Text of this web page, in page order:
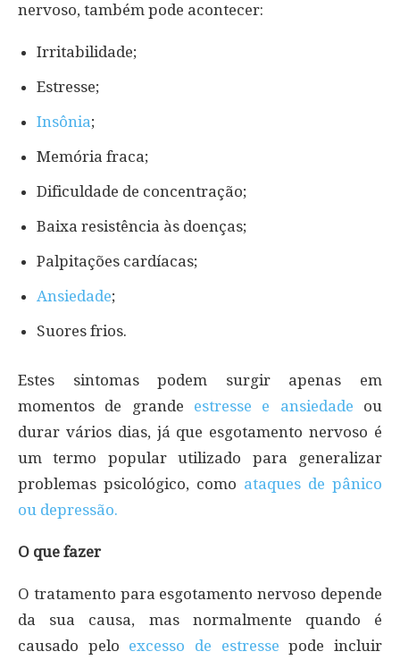
nervoso, também pode acontecer:
Irritabilidade;
Estresse;
Insônia;
Memória fraca;
Dificuldade de concentração;
Baixa resistência às doenças;
Palpitações cardíacas;
Ansiedade;
Suores frios.
Estes sintomas podem surgir apenas em
momentos de grande estresse e ansiedade ou
durar vários dias, já que esgotamento nervoso é
um termo popular utilizado para generalizar
problemas psicológico, como ataques de pânico
ou depressão.
O que fazer
O tratamento para esgotamento nervoso depende
da sua causa, mas normalmente quando é
causado pelo excesso de estressepode incluir